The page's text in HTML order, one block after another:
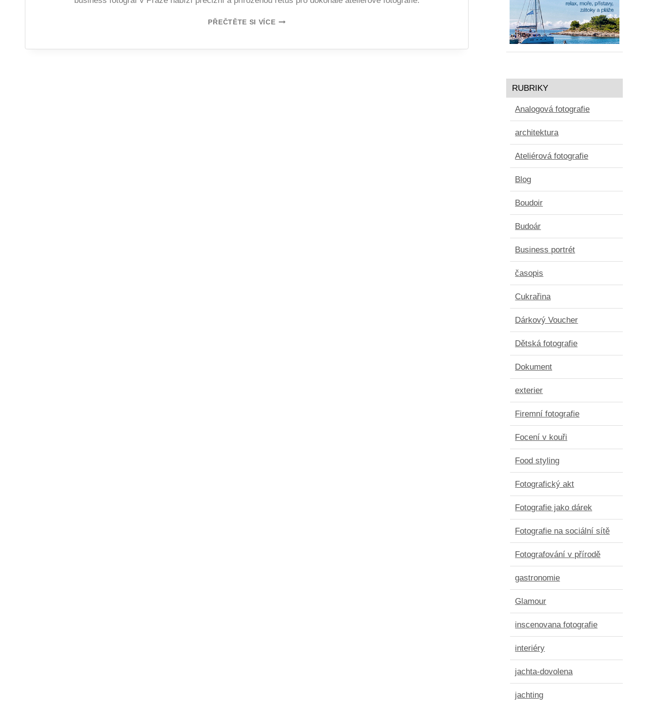
PŘEČTĚTE SI VÍCE
RUBRIKY
Analogová fotografie
architektura
Ateliérová fotografie
Blog
Boudoir
Budoár
Business portrét
časopis
Cukrařina
Dárkový Voucher
Dětská fotografie
Dokument
exterier
Firemní fotografie
Focení v kouři
Food styling
Fotografický akt
Fotografie jako dárek
Fotografie na sociální sítě
Fotografování v přírodě
gastronomie
Glamour
inscenovana fotografie
interiéry
jachta-dovolena
jachting